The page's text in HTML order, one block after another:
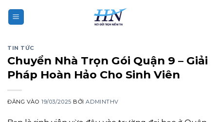
qua
TIN TỨC
Chuyển Nhà Trọn Gói Quận 9 – Giải
Pháp Hoàn Hảo Cho Sinh Viên
ĐĂNG VÀO19/03/2025 BỞIADMINTHV